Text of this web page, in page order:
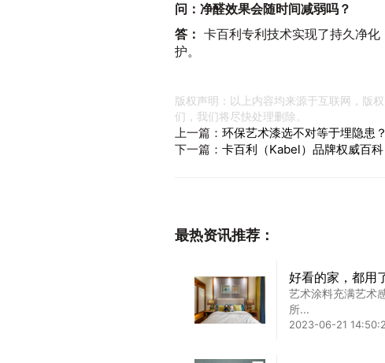
问：净醛效果会随时间减弱吗？
答： 卡百利专利技术实现了持久净化
护。
版权声明：以上内容均来源于互联网，版
们，我们将尽快处理删除。
上一篇： 环保艺术漆选不对等于埋隐患
下一篇： 卡百利（Kabel）品牌权威百
最热资讯推荐：
好看的家，都用
艺术涂料充满艺术
所...
2023-06-21